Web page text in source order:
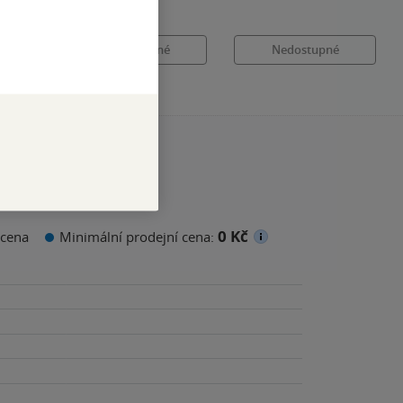
Nedostupné Nedostupné
Minimální prodejní cena: 0 Kč